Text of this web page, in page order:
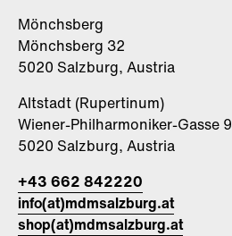
Mönchsberg
Mönchsberg 32
5020 Salzburg, Austria
Altstadt (Rupertinum)
Wiener-Philharmoniker-Gasse 9
5020 Salzburg, Austria
+43 662 842220
info(at)mdmsalzburg.at
shop(at)mdmsalzburg.at